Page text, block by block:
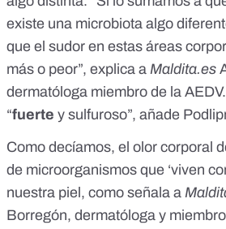
existe una microbiota algo
que el sudor en estas áreas
más o peor”, explica a Maldita.es
dermatóloga miembro de la
“fuerte y sulfuroso”, añade
Como decíamos, el olor corporal
de microorganismos que ‘viven
nuestra piel, como señala a
Borregón, dermatóloga y